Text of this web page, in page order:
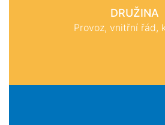
DRUŽINA
Provoz, vnitřní řád,